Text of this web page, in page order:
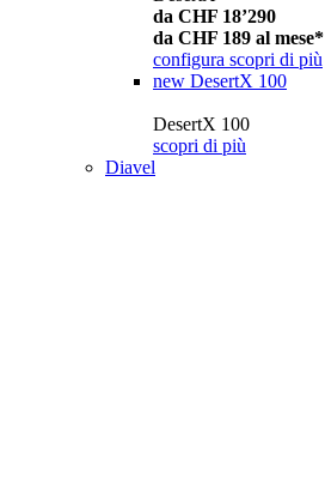
da CHF 18’290
da CHF 189 al mese*
configura scopri di più
new DesertX 100
DesertX 100
scopri di più
Diavel